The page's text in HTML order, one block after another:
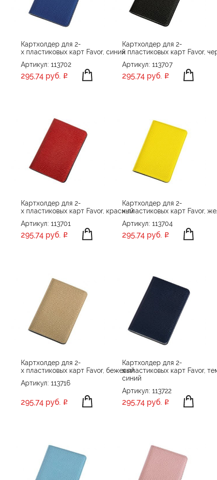
ОБЪЕМ ПАМЯТИ
16 GB
Cacharel
CERRUTI 1881
Chili
Hard Work
Indivo
LACHETTA
Matteo Tantini
Portobello Одежда
Portobello Подарочные наборы
Portobello Рюкзаки, Сумки, Чехлы
William Lloyd
XD Collection
XD Design
Без бренда
сделано в России
ЦВЕТ
Картхолдер для 2-
х пластиковых карт Favor, синий
Артикул: 113702
295,74 руб.
Картхолдер для 2-
х пластиковых карт Favor,
Артикул: 113707
295,74 руб.
Картхолдер для 2-
х пластиковых карт Favor, красный
Артикул: 113701
295,74 руб.
Картхолдер для 2-
х пластиковых карт Favor,
Артикул: 113704
295,74 руб.
Картхолдер для 2-
х пластиковых карт Favor, бежевый
Артикул: 113716
295,74 руб.
Картхолдер для 2-
х пластиковых карт Favor,
синий
Артикул: 113722
295,74 руб.